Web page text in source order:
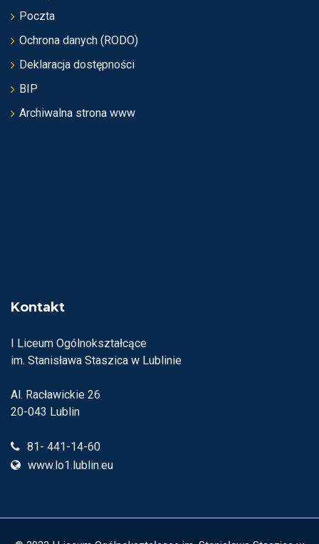
Poczta
Ochrona danych (RODO)
Deklaracja dostępności
BIP
Archiwalna strona www
Kontakt
I Liceum Ogólnokształcące
im. Stanisława Staszica w Lublinie
Al. Racławickie 26
20-043 Lublin
81- 441-14-60
www.lo1.lublin.eu